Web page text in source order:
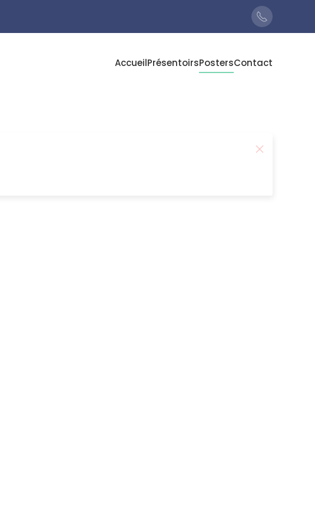
AccueilPrésentoirsPostersContact